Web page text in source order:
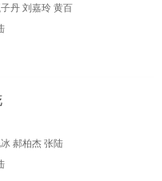
丹 刘嘉玲 黄百
郝柏杰 张陆